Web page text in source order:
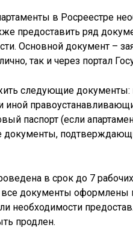
в Росреестре
предоставить ряд
Основной документ –
так и через портал
следующие документы:
иной
паспорт (если
документы,
в срок до 7
все документы оформлены
необходимости
продлен.